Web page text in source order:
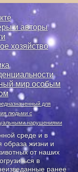
и авторы
хозяйство
мир особым
для
людьми с
нарушениями
среде и в
образа жизни и
от наших
в
ранее